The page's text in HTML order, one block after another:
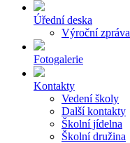
Úřední deska
Výroční zpráva
Fotogalerie
Kontakty
Vedení školy
Další kontakty
Školní jídelna
Školní družina